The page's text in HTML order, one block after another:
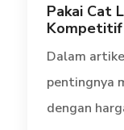
Pakai Cat
Kompetitif
Dalam
pentingnya
dengan